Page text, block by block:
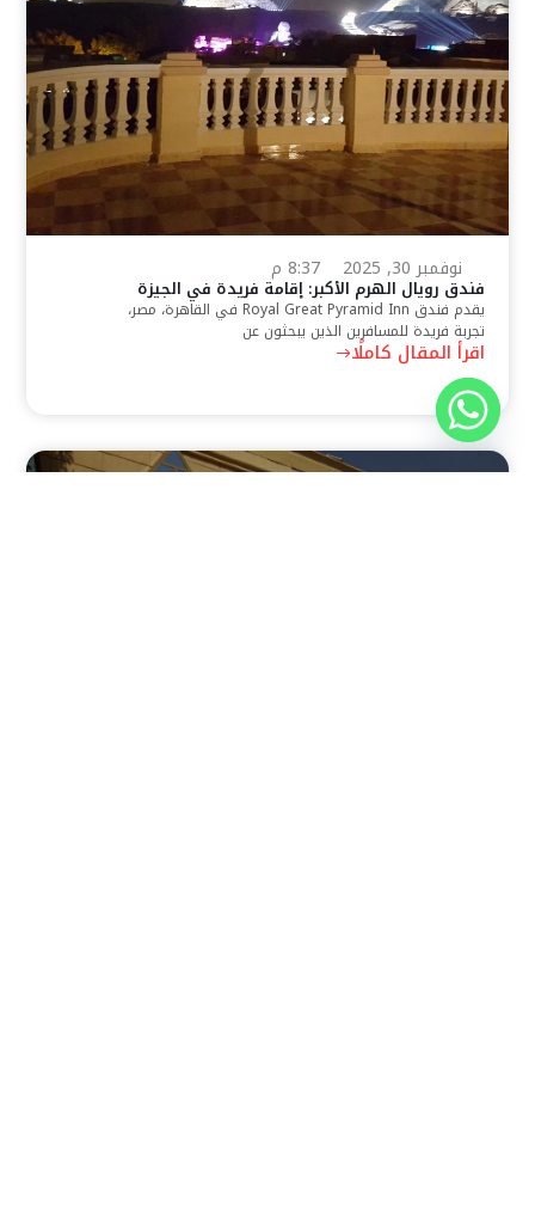
نوفمبر 30, 2025 8:37 م
فندق رويال الهرم الأكبر: إقامة فريدة في الجيزة
يقدم فندق Royal Great Pyramid Inn في القاهرة، مصر،
تجربة فريدة للمسافرين الذين يبحثون عن
اقرأ المقال كاملًا